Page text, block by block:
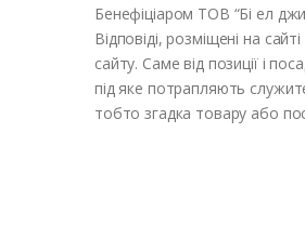
Бенефіціаром ТОВ “Бі ел
Відповіді, розміщені на
сайту. Саме від позиції і
під яке потрапляють
тобто згадка товару або